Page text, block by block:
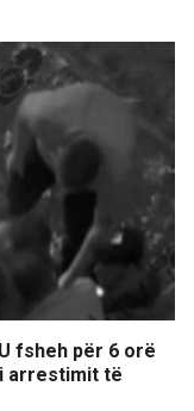
fsheh për 6 orë
arrestimit të